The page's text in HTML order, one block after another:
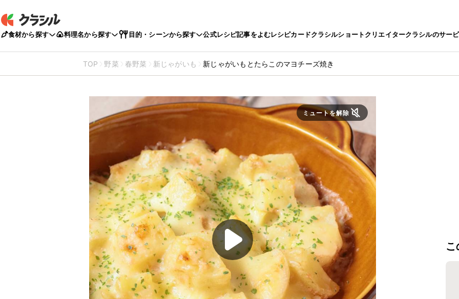
食材から探す 料理名から探す 目的・シーンから探す 公式レシピ記事をよむレシピカードクラシルショートクリエイタークラシルのサー
TOP 野菜 春野菜 新じゃがいも 新じゃがいもとたらこのマヨチーズ焼き
ミュートを解除